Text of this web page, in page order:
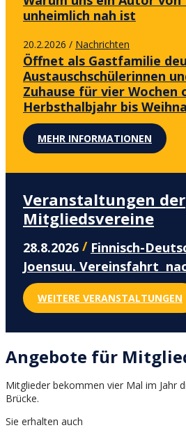
unheimlich nah ist
20.2.2026 / Nachrichten
Öffnet als Gastfamilie
Austauschschülerinnen
Zuhause für vier Wochen
Herbsthalbjahr bis
MEHR INFORMATIONEN
Veranstaltungen der
Mitgliedsvereine
28.8.2026 / Finnisch-
Joensuu. Vereinsfahrt
WEITERE VERANSTALTUNGEN
Angebote für
Mitglieder bekommen vier Mal im Jahr
Brücke.
Sie erhalten auch